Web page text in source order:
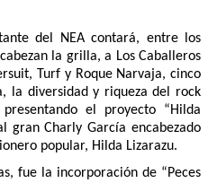
del NEA contará, entre los
la grilla, a Los Caballeros
Turf y Roque Narvaja, cinco
la diversidad y riqueza del rock
el proyecto “Hilda
gran Charly García encabezado
popular, Hilda Lizarazu.
fue la incorporación de “Peces